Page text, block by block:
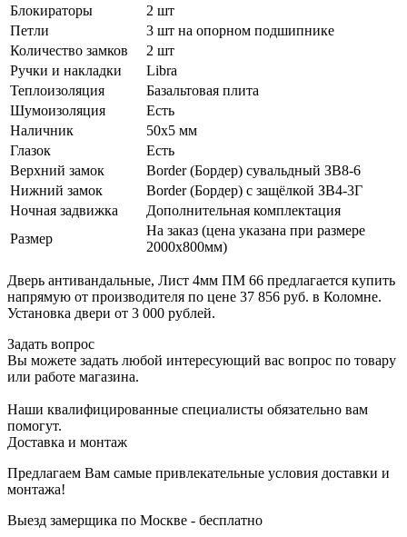
Блокираторы
2 шт
Петли
3 шт на опорном подшипнике
Количество замков
2 шт
Ручки и накладки
Libra
Теплоизоляция
Базальтовая плита
Шумоизоляция
Есть
Наличник
50х5 мм
Глазок
Есть
Верхний замок
Border (Бордер) сувальдный ЗВ8-6
Нижний замок
Border (Бордер) с защёлкой ЗВ4-3Г
Ночная задвижка
Дополнительная комплектация
Размер
На заказ (цена указана при размере
2000х800мм)
Дверь антивандальные, Лист 4мм ПМ 66 предлагается купить
напрямую от производителя по цене 37 856 руб. в Коломне.
Установка двери от 3 000 рублей.
Задать вопрос
Вы можете задать любой интересующий вас вопрос по товару
или работе магазина.
Наши квалифицированные специалисты обязательно вам
помогут.
Доставка и монтаж
Предлагаем Вам самые привлекательные условия доставки и
монтажа!
Выезд замерщика по Москве - бесплатно